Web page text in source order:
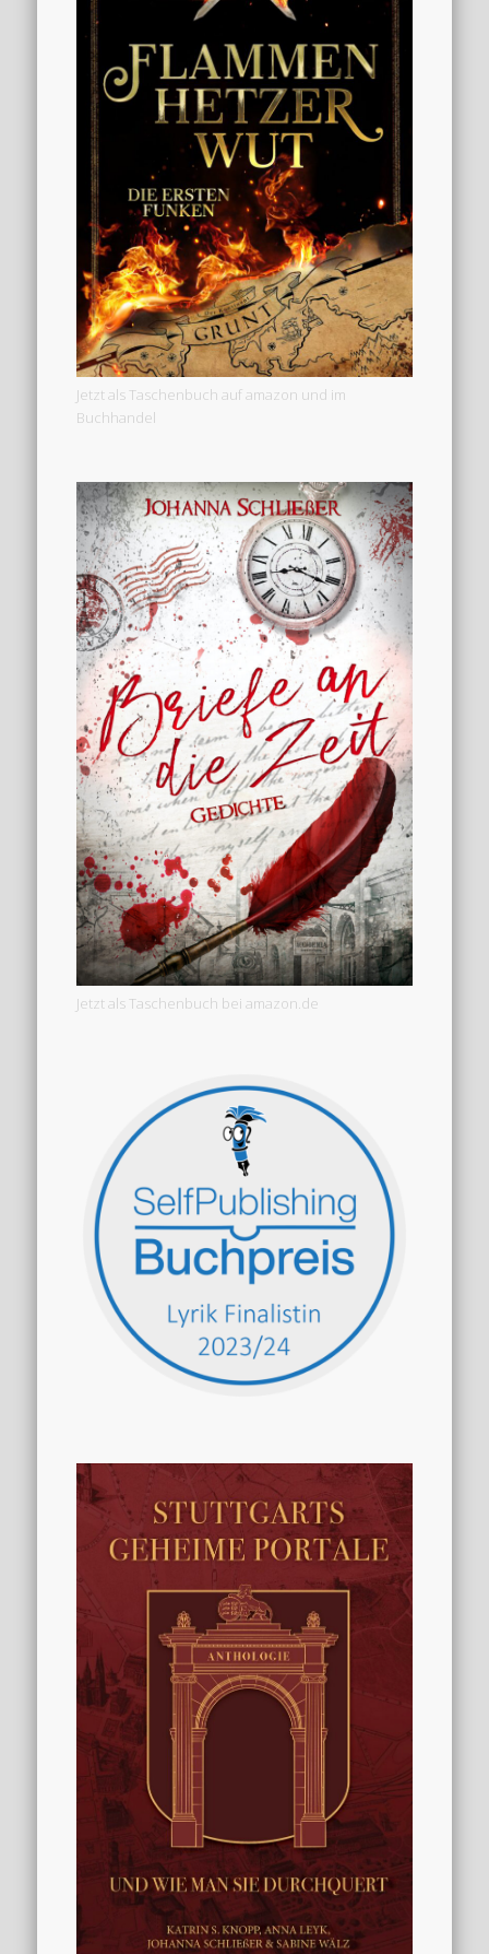
Jetzt als Taschenbuch auf amazon und im
Buchhandel
Jetzt als Taschenbuch bei amazon.de